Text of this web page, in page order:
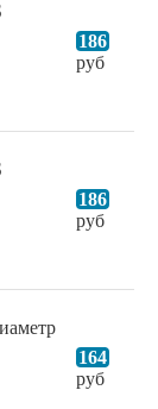
186
руб
186
руб
164
руб